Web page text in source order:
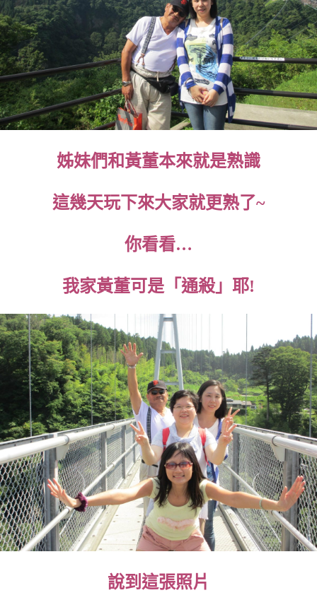
姊妹們和黃董本來就是熟識
這幾天玩下來大家就更熟了~
你看看…
我家黃董可是「通殺」耶!
說到這張照片